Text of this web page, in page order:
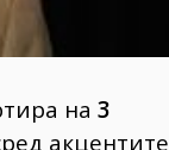
на 3
акцентите